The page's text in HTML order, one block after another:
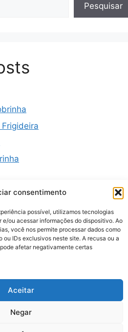
consentimento
possível, utilizamos tecnologias
ou acessar informações do dispositivo. Ao
você nos permite processar dados como
IDs exclusivos neste site. A recusa ou a
afetar negativamente certas
Aceitar
Negar
Pesquisar
emHello world!
• Built with